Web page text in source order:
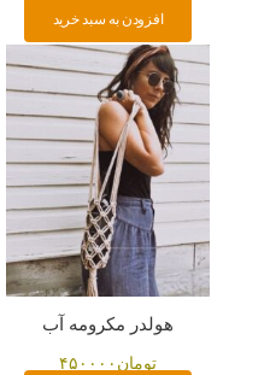
افزودن به سبد خرید
هولدر مکرومه آب
تومان ۴۵۰۰۰۰